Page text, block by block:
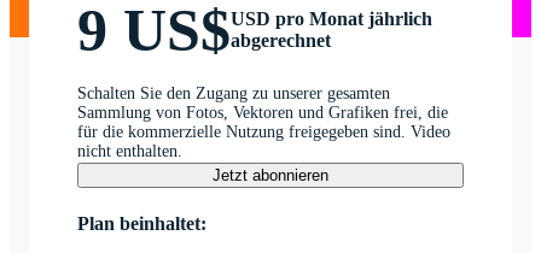
9 US$USD pro Monat jährlich
abgerechnet
Schalten Sie den Zugang zu unserer gesamten
Sammlung von Fotos, Vektoren und Grafiken frei, die
für die kommerzielle Nutzung freigegeben sind. Video
nicht enthalten.
Jetzt abonnieren
Plan beinhaltet: